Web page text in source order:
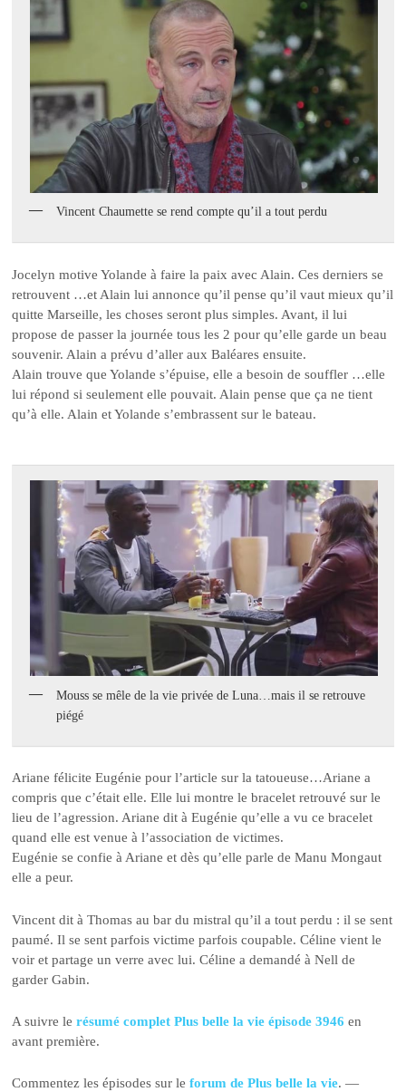
Vincent Chaumette se rend compte qu’il a tout perdu
Jocelyn motive Yolande à faire la paix avec Alain. Ces derniers se
retrouvent …et Alain lui annonce qu’il pense qu’il vaut mieux qu’il
quitte Marseille, les choses seront plus simples. Avant, il lui
propose de passer la journée tous les 2 pour qu’elle garde un beau
souvenir. Alain a prévu d’aller aux Baléares ensuite.
Alain trouve que Yolande s’épuise, elle a besoin de souffler …elle
lui répond si seulement elle pouvait. Alain pense que ça ne tient
qu’à elle. Alain et Yolande s’embrassent sur le bateau.
Mouss se mêle de la vie privée de Luna…mais il se retrouve
piégé
Ariane félicite Eugénie pour l’article sur la tatoueuse…Ariane a
compris que c’était elle. Elle lui montre le bracelet retrouvé sur le
lieu de l’agression. Ariane dit à Eugénie qu’elle a vu ce bracelet
quand elle est venue à l’association de victimes.
Eugénie se confie à Ariane et dès qu’elle parle de Manu Mongaut
elle a peur.
Vincent dit à Thomas au bar du mistral qu’il a tout perdu : il se sent
paumé. Il se sent parfois victime parfois coupable. Céline vient le
voir et partage un verre avec lui. Céline a demandé à Nell de
garder Gabin.
A suivre lerésumé complet Plus belle la vie épisode 3946 en
avant première.
Commentez les épisodes sur le forum de Plus belle la vie. —